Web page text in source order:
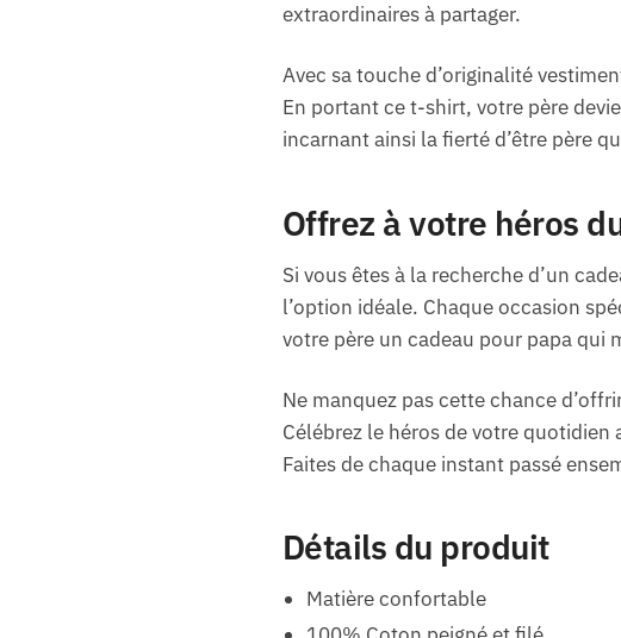
extraordinaires à partager.
Avec sa touche d’originalité
En portant ce t-shirt, votre père
incarnant ainsi la fierté d’être père
Offrez à votre héros
Si vous êtes à la recherche d’un
l’option idéale. Chaque occasion
votre père un cadeau pour papa qui
Ne manquez pas cette chance
Célébrez le héros de votre
Faites de chaque instant passé
Détails du produit
Matière confortable